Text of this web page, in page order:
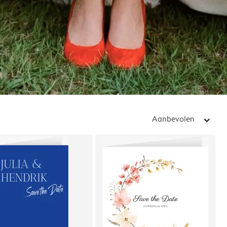
Aanbevolen arrow_right